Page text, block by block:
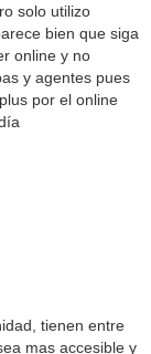
solo utilizo
bien que siga
online y no
y agentes pues
por el online
tienen entre
mas accesible y